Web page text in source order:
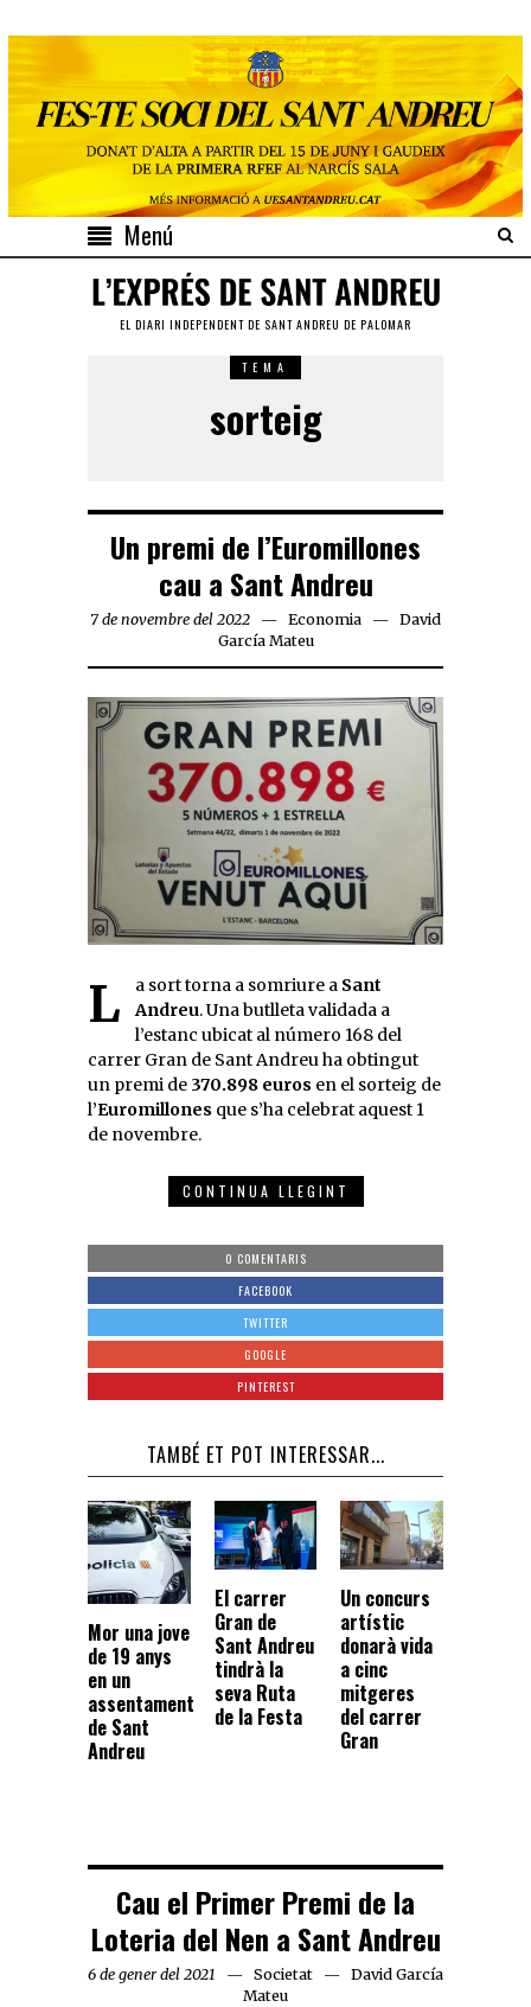
Menú
EL DIARI INDEPENDENT DE SANT ANDREU DE PALOMAR
TEMA
sorteig
Un premi de l’Euromillones
cau a Sant Andreu
7 de novembre del 2022 Economia
David
García Mateu
La sort torna a somriure a Sant
Andreu. Una butlleta validada a
l’estanc ubicat al número 168 del
carrer Gran de Sant Andreu ha obtingut
un premi de 370.898 euros en el sorteig de
l’Euromillones que s’ha celebrat aquest 1
de novembre.
CONTINUA LLEGINT
0 COMENTARIS
FACEBOOK
TWITTER
GOOGLE
PINTEREST
TAMBÉ ET POT INTERESSAR...
Mor una jove
de 19 anys
en un
assentament
de Sant
Andreu
El carrer
Gran de
Sant Andreu
tindrà la
seva Ruta
de la Festa
Un concurs
artístic
donarà vida
a cinc
mitgeres
del carrer
Gran
Cau el Primer Premi de la
Loteria del Nen a Sant Andreu
6 de gener del 2021 Societat
David García
Mateu